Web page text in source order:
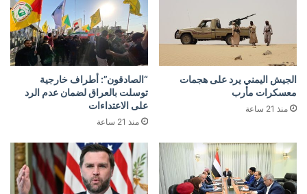
الجيش اليمني يرد على هجمات
معسكرات مأرب
منذ 21 ساعة
“الصادقون”: أطراف خارجية
توسلت بالعراق لضمان عدم الرد
على الاعتداءات
منذ 21 ساعة